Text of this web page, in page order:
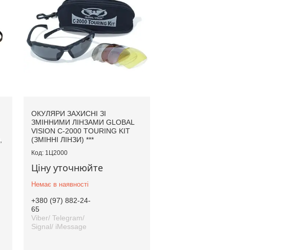
ОКУЛЯРИ ЗАХИСНІ ЗІ
ЗМІННИМИ ЛІНЗАМИ GLOBAL
VISION C-2000 TOURING KIT
(ЗМІННІ ЛІНЗИ) ***
1Ц2000
Ціну уточнюйте
Немає в наявності
+380 (97) 882-24-
65
Viber/ Telegram/
Signal/ iMessage